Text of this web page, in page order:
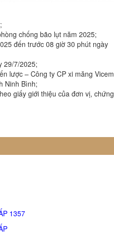
chống bão lụt năm 2025;
đến trước 08 giờ 30 phút ngày
29/7/2025;
lược – Công ty CP xi măng Vicem
Ninh Bình;
giấy giới thiệu của đơn vị, chứng
1357